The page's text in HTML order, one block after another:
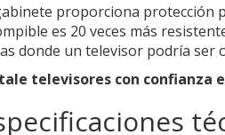
proporciona protección
es 20 veces más
donde un televisor podría ser
televisores con confianza